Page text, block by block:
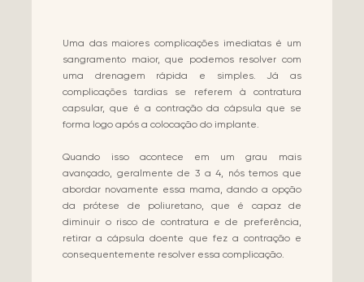
Uma das maiores complicações imediatas é um
sangramento maior, que podemos resolver com
uma drenagem rápida e simples. Já as
complicações tardias se referem à contratura
capsular, que é a contração da cápsula que se
forma logo após a colocação do implante.
Quando isso acontece em um grau mais
avançado, geralmente de 3 a 4, nós temos que
abordar novamente essa mama, dando a opção
da prótese de poliuretano, que é capaz de
diminuir o risco de contratura e de preferência,
retirar a cápsula doente que fez a contração e
consequentemente resolver essa complicação.